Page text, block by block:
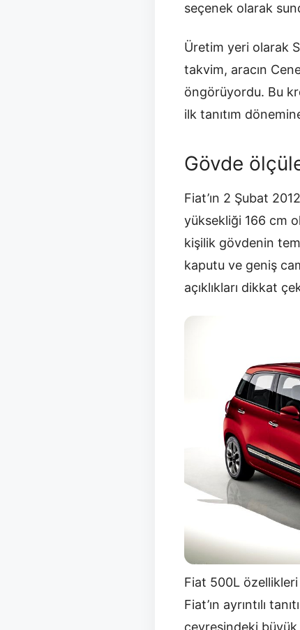
seçenek olarak
Üretim yeri olarak
takvim, aracın
öngörüyordu. Bu
ilk tanıtım
Gövde
Fiat’ın 2 Şubat
yüksekliği 166 cm
kişilik gövdenin
kaputu ve geniş
açıklıkları dikkat
Fiat 500L özellikleri
Fiat’ın ayrıntılı